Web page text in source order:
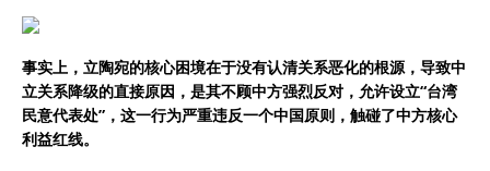
事实上，立陶宛的核心困境在于没有认清关系恶化的根源，导致中
立关系降级的直接原因，是其不顾中方强烈反对，允许设立“台湾
民意代表处”，这一行为严重违反一个中国原则，触碰了中方核心
利益红线。